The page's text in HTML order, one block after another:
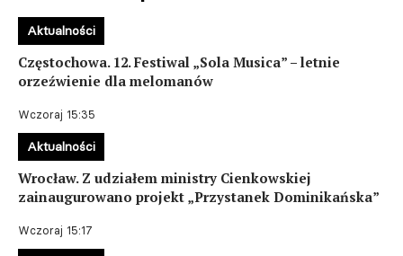
Częstochowa. 12. Festiwal „Sola Musica” – letnie
orzeźwienie dla melomanów
Wczoraj 15:35
Aktualności
Wrocław. Z udziałem ministry Cienkowskiej
zainaugurowano projekt „Przystanek Dominikańska”
Wczoraj 15:17
Aktualności